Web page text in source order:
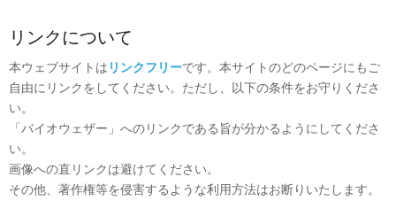
リンクについて
本ウェブサイトは リンクフリーです。本サイトのどのページにもご
自由にリンクをしてください。ただし、以下の条件をお守りくださ
い。
「バイオウェザー」へのリンクである旨が分かるようにしてくださ
い。
画像への直リンクは避けてください。
その他、著作権等を侵害するような利用方法はお断りいたします。